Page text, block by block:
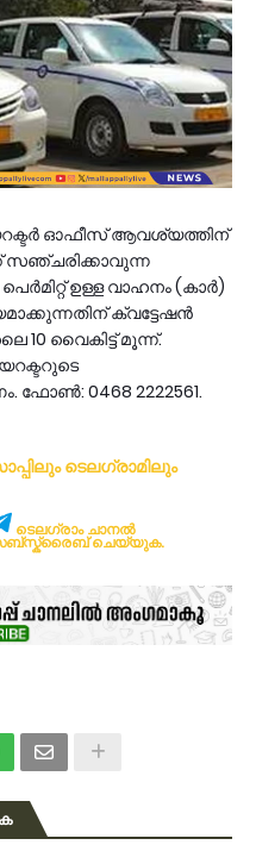
ഓഫീസ് ആവശ്യത്തിന്
സഞ്ചരിക്കാവുന്ന
ഉള്ള വാഹനം (കാര്‍)
ക്വട്ടേഷന്‍
10 വൈകിട്ട് മൂന്ന്.
ഫോണ്‍: 0468 2222561.
ടെലഗ്രാമിലും
ടെലഗ്രാം ചാനൽ
ചെയ്യുക.